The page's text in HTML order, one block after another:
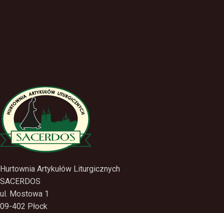
Hurtownia Artykułów Liturgicznych
SACERDOS
ul. Mostowa 1
09-402 Płock